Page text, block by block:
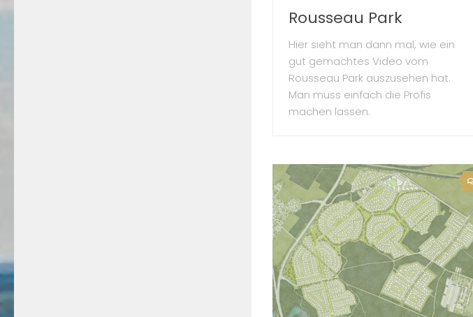
Rousseau Park
Hier sieht man dann mal, wie ein
gut gemachtes Video vom
Rousseau Park auszusehen hat.
Man muss einfach die Profis
machen lassen.